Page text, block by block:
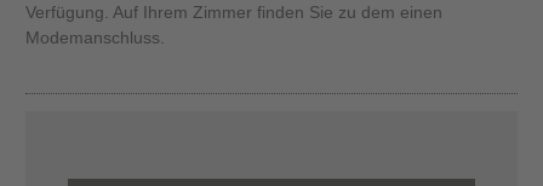
Verfügung. Auf Ihrem Zimmer finden Sie zu dem einen
Modemanschluss.